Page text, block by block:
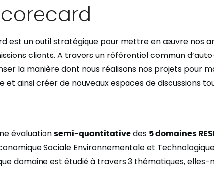
est un outil stratégique pour mettre en œuvre nos
clients. A travers un référentiel commun
la manière dont nous réalisons nos projets pour
et ainsi créer de nouveaux espaces de discussions
évaluationsemi-quantitative des 5 domaines
Sociale Environnementale et
domaine est étudié à travers 3 thématiques, elles-